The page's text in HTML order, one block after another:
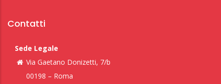
Contatti
Sede Legale
Via Gaetano Donizetti, 7/b
00198 – Roma